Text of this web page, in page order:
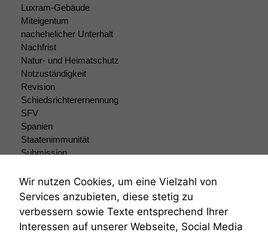
Luxram-Gebäude
Miteigentum
nachehelicher Unterhalt
Nachfrist
Natur- und Heimatschutz
Notzuständigkeit
Revision
Schiedsrichterernennung
SFV
Spanien
Staatenimmunität
Submission
Teilungsklage
Venezuela
VRK
Wiederherstellungsanordnung
Wir nutzen Cookies, um eine Vielzahl von
Services anzubieten, diese stetig zu
verbessern sowie Texte entsprechend Ihrer
Interessen auf unserer Webseite, Social Media